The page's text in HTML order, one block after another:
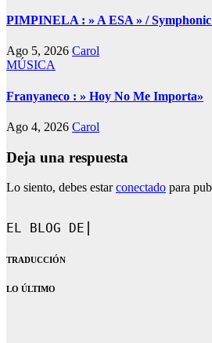
PIMPINELA : » A ESA » /
Ago 5, 2026 Carol
MÚSICA
Franyaneco : » Hoy No Me Importa»
Ago 4, 2026 Carol
Deja una respuesta
Lo siento, debes estarconectado para
EL BLOG DE CAROL.
TRADUCCIÓN
LO ÚLTIMO